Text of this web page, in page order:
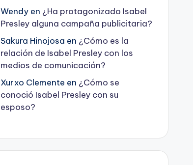
Wendyen ¿Ha protagonizado Isabel
Presley alguna campaña publicitaria?
Sakura Hinojosa en ¿Cómo es la
relación de Isabel Presley con los
medios de comunicación?
Xurxo Clemente en ¿Cómo se
conoció Isabel Presley con su
esposo?